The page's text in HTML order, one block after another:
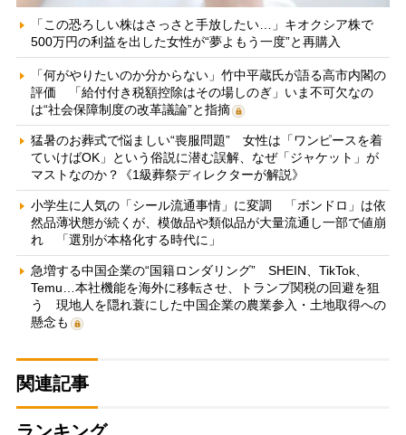
「この恐ろしい株はさっさと手放したい…」キオクシア株で
500万円の利益を出した女性が“夢よもう一度”と再購入
「何がやりたいのか分からない」竹中平蔵氏が語る高市内閣の
評価 「給付付き税額控除はその場しのぎ」いま不可欠なの
は“社会保障制度の改革議論”と指摘
猛暑のお葬式で悩ましい“喪服問題” 女性は「ワンピースを着
ていけばOK」という俗説に潜む誤解、なぜ「ジャケット」が
マストなのか？《1級葬祭ディレクターが解説》
小学生に人気の「シール流通事情」に変調 「ボンドロ」は依
然品薄状態が続くが、模倣品や類似品が大量流通し一部で値崩
れ 「選別が本格化する時代に」
急増する中国企業の“国籍ロンダリング” SHEIN、TikTok、
Temu…本社機能を海外に移転させ、トランプ関税の回避を狙
う 現地人を隠れ蓑にした中国企業の農業参入・土地取得への
懸念も
関連記事